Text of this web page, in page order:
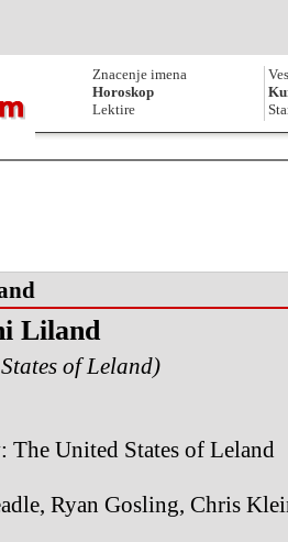
Znacenje imena
Horoskop
Lektire
Liland
of Leland)
The United States of Leland
Ryan Gosling, Chris